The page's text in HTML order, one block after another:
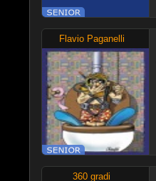
Flavio Paganelli
360 gradi